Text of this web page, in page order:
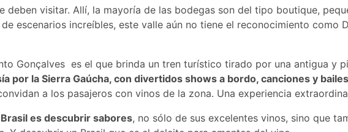
deben visitar. Allí, la mayoría de las bodegas son del tipo boutique,
escenarios increíbles, este valle aún no tiene el reconocimiento como
Gonçalves es el que brinda un tren turístico tirado por una antigua y
por la Sierra Gaúcha, con divertidos shows a bordo, canciones y
a los pasajeros con vinos de la zona. Una experiencia
es descubrir sabores, no sólo de sus excelentes vinos, sino que